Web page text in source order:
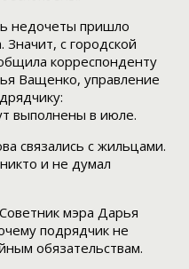
недочеты пришло
с городской
корреспонденту
Ващенко, управление
выполнены в июле.
связались с жильцами.
и не думал
мэра Дарья
подрядчик не
обязательствам.